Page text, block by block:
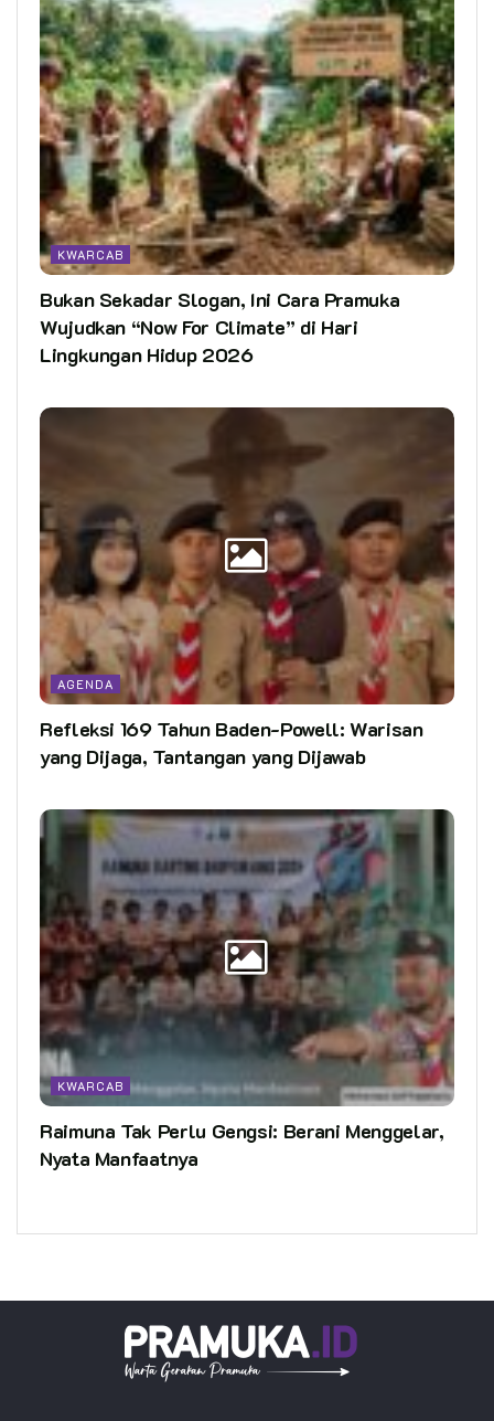
KWARCAB
Bukan Sekadar Slogan, Ini Cara Pramuka
Wujudkan “Now For Climate” di Hari
Lingkungan Hidup 2026
AGENDA
Refleksi 169 Tahun Baden-Powell: Warisan
yang Dijaga, Tantangan yang Dijawab
KWARCAB
Raimuna Tak Perlu Gengsi: Berani Menggelar,
Nyata Manfaatnya